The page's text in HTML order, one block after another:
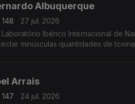
Albuquerque
148
27 jul. 2026
Laboratório Ibérico Internacional de
minúsculas quantidades de
Arrais
147
24 jul. 2026